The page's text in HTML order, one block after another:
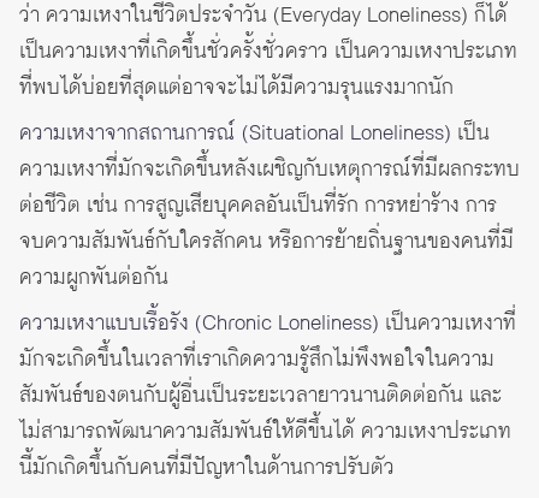
ว่า ความเหงาในชีวิตประจำวัน (Everyday Loneliness) ก็ได้
เป็นความเหงาที่เกิดขึ้นชั่วครั้งชั่วคราว เป็นความเหงาประเภท
ที่พบได้บ่อยที่สุดแต่อาจจะไม่ได้มีความรุนแรงมากนัก
ความเหงาจากสถานการณ์ (Situational Loneliness) เป็น
ความเหงาที่มักจะเกิดขึ้นหลังเผชิญกับเหตุการณ์ที่มีผลกระทบ
ต่อชีวิต เช่น การสูญเสียบุคคลอันเป็นที่รัก การหย่าร้าง การ
จบความสัมพันธ์กับใครสักคน หรือการย้ายถิ่นฐานของคนที่มี
ความผูกพันต่อกัน
ความเหงาแบบเรื้อรัง (Chronic Loneliness) เป็นความเหงาที่
มักจะเกิดขึ้นในเวลาที่เราเกิดความรู้สึกไม่พึงพอใจในความ
สัมพันธ์ของตนกับผู้อื่นเป็นระยะเวลายาวนานติดต่อกัน และ
ไม่สามารถพัฒนาความสัมพันธ์ให้ดีขึ้นได้ ความเหงาประเภท
นี้มักเกิดขึ้นกับคนที่มีปัญหาในด้านการปรับตัว